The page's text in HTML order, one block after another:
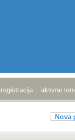
registracija | aktivne
Nova